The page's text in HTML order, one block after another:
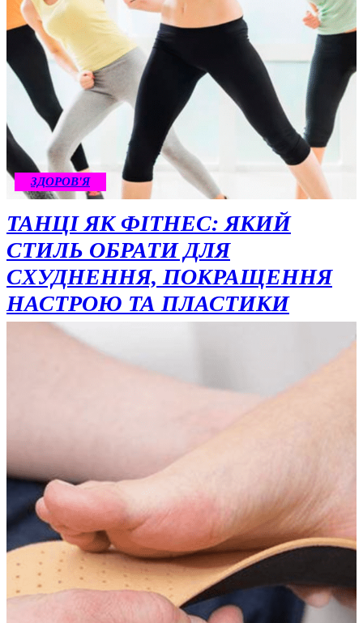
ЗДОРОВ'Я
ТАНЦІ ЯК ФІТНЕС: ЯКИЙ
СТИЛЬ ОБРАТИ ДЛЯ
СХУДНЕННЯ, ПОКРАЩЕННЯ
НАСТРОЮ ТА ПЛАСТИКИ